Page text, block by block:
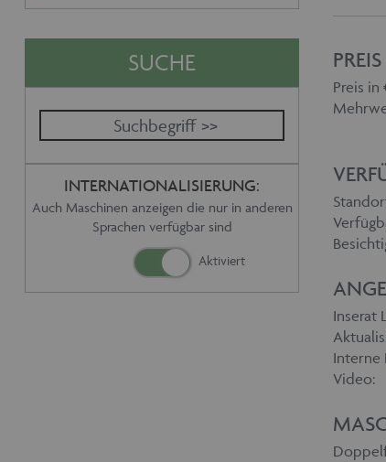
SUCHE
INTERNATIONALISIERUNG:
Auch Maschinen anzeigen die nur in anderen
Sprachen verfügbar sind
PREIS
Preis in
Inserat
Interne
Video: